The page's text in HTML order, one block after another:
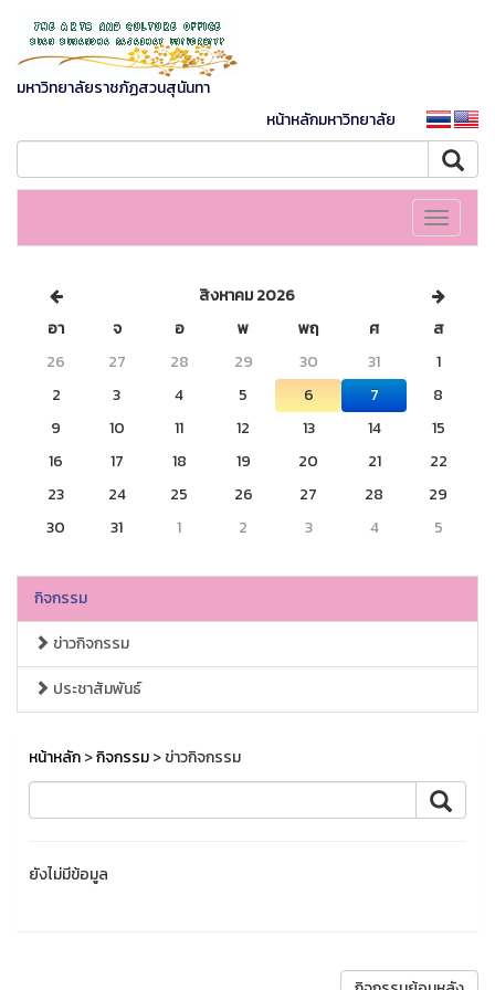
มหาวิทยาลัยราชภัฏสวนสุนันทา
หน้าหลักมหาวิทยาลัย
Toggle
สิงหาคม 2026
อา
จ อ พ พฤ ศ
ส
26
27 28 29 30 31
1
2
3 4 5 6 7
8
9
10 11 12 13 14
15
16
17 18 19 20 21
22
23
24 25 26 27 28
29
30
31 1 2 3 4 5
กิจกรรม
ข่าวกิจกรรม
ประชาสัมพันธ์
หน้าหลัก>กิจกรรม> ข่าวกิจกรรม
ยังไม่มีข้อมูล